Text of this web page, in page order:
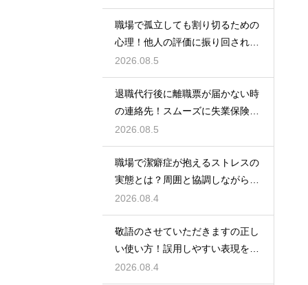
職場で孤立しても割り切るための
心理！他人の評価に振り回されな
いための術
2026.08.5
退職代行後に離職票が届かない時
の連絡先！スムーズに失業保険を
もらう術
2026.08.5
職場で潔癖症が抱えるストレスの
実態とは？周囲と協調しながら快
適に働く術
2026.08.4
敬語のさせていただきますの正し
い使い方！誤用しやすい表現を理
解する術
2026.08.4